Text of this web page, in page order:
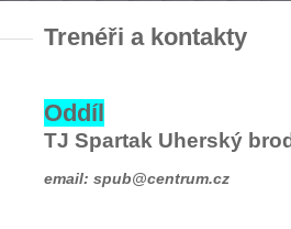
Trenéři a kontakty
Oddíl
TJ Spartak Uherský
email: spub@centrum.cz